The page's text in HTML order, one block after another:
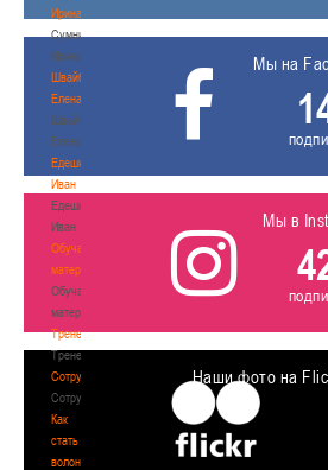
Ирина
Сумникова
Ирина
Швайбович
Елена
Швайбович
Елена
Едешко
Иван
Едешко
Иван
Обучающие
материалы
Обучающие
материалы
Тренерам
Тренерам
Сотрудничество
Сотрудничество
Как
стать
волонтером
Мы на
Мы в
Наши фото на